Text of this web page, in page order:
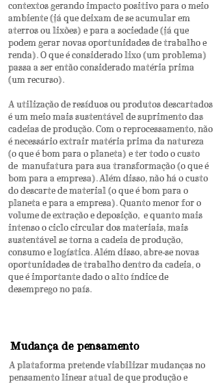
contextos gerando impacto positivo para o meio
ambiente (já que deixam de se acumular em
aterros ou lixões) e para a sociedade (já que
podem gerar novas oportunidades de trabalho e
renda). O que é considerado lixo (um problema)
passa a ser então considerado matéria prima
(um recurso).
A utilização de resíduos ou produtos descartados
é um meio mais sustentável de suprimento das
cadeias de produção. Com o reprocessamento, não
é necessário extrair matéria prima da natureza
(o que é bom para o planeta) e ter todo o custo
de manufatura para sua transformação (o que é
bom para a empresa). Além disso, não há o custo
do descarte de material (o que é bom para o
planeta e para a empresa). Quanto menor for o
volume de extração e deposição, e quanto mais
intenso o ciclo circular dos materiais, mais
sustentável se torna a cadeia de produção,
consumo e logística. Além disso, abre-se novas
oportunidades de trabalho dentro da cadeia, o
que é importante dado o alto índice de
desemprego no país.
Mudança de pensamento
A plataforma pretende viabilizar mudanças no
pensamento linear atual de que produção e